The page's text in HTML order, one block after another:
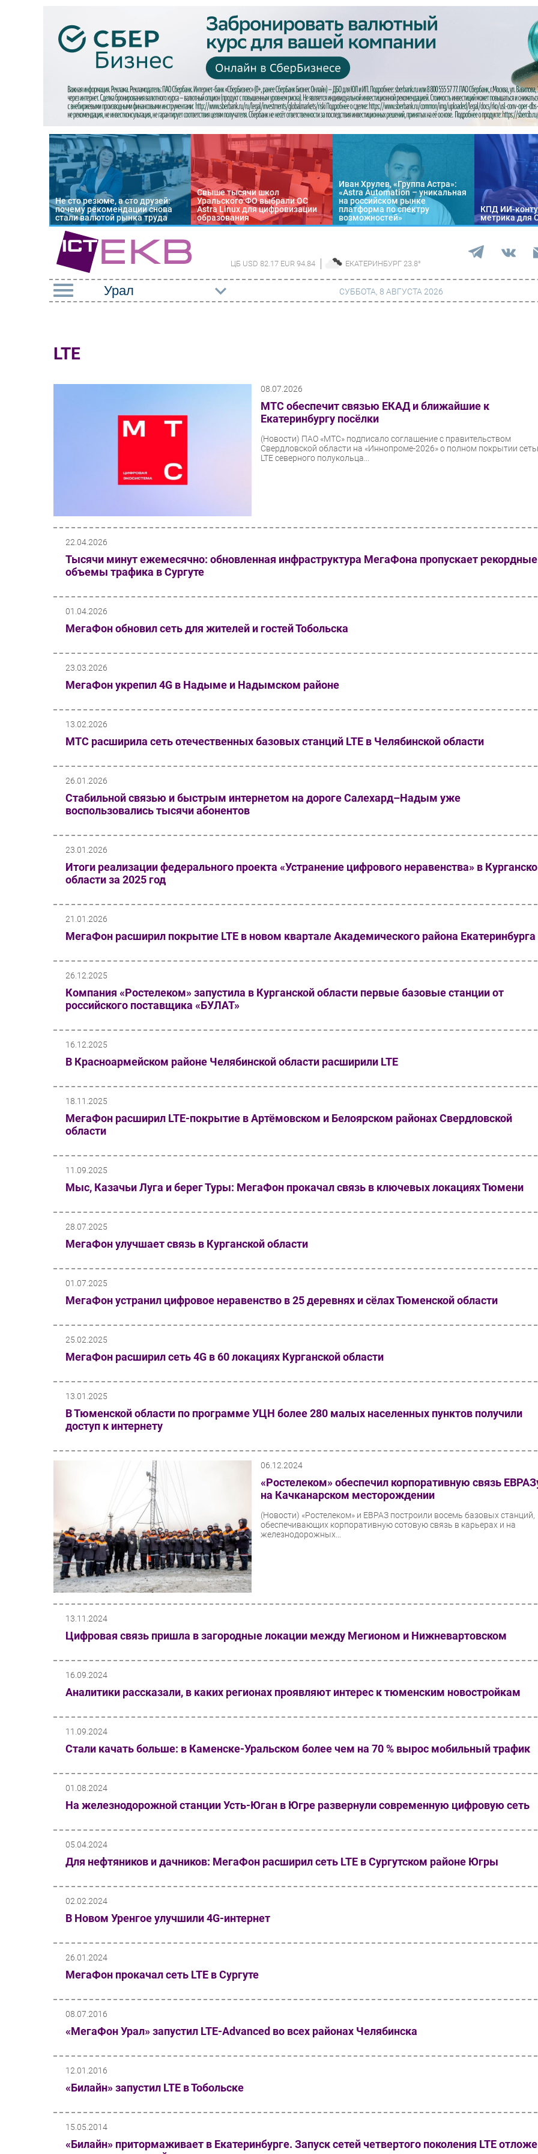
Не сто резюме, а сто друзей:
почему рекомендации снова
стали валютой рынка труда
Свыше тысячи школ
Уральского ФО выбрали ОС
Astra Linux для цифровизации
образования
Иван Хрулев, «Группа Астра»:
«Astra Automation – уникальная
на российском рынке
платформа по спектру
возможностей»
КПД ИИ-
метрика для
ЦБ USD 82.17 EUR 94.84 ЕКАТЕРИНБУРГ 23.8°
Импорто­замещение
Промышленности
Мобильная связь
Рынок ПК
Оборудование
Outsourcing
Инновации
Гаджеты
СУББОТА, 8 АВГУСТА 2026
LTE
08.07.2026
МТС обеспечит связью ЕКАД и ближайшие к
Екатеринбургу посёлки
(Новости) ПАО «МТС» подписало соглашение с правительством
Свердловской области на «Иннопроме-2026» о полном покрытии
LTE северного полукольца...
22.04.2026
Тысячи минут ежемесячно: обновленная инфраструктура МегаФона пропускает рекордные
объемы трафика в Сургуте
01.04.2026
МегаФон обновил сеть для жителей и гостей Тобольска
23.03.2026
МегаФон укрепил 4G в Надыме и Надымском районе
13.02.2026
МТС расширила сеть отечественных базовых станций LTE в Челябинской области
26.01.2026
Стабильной связью и быстрым интернетом на дороге Салехард–Надым уже
воспользовались тысячи абонентов
23.01.2026
Итоги реализации федерального проекта «Устранение цифрового неравенства» в
области за 2025 год
21.01.2026
МегаФон расширил покрытие LTE в новом квартале Академического района Екатеринбурга
26.12.2025
Компания «Ростелеком» запустила в Курганской области первые базовые станции от
российского поставщика «БУЛАТ»
16.12.2025
В Красноармейском районе Челябинской области расширили LTE
18.11.2025
МегаФон расширил LTE-покрытие в Артёмовском и Белоярском районах Свердловской
области
11.09.2025
Мыс, Казачьи Луга и берег Туры: МегаФон прокачал связь в ключевых локациях Тюмени
28.07.2025
МегаФон улучшает связь в Курганской области
01.07.2025
МегаФон устранил цифровое неравенство в 25 деревнях и сёлах Тюменской области
25.02.2025
МегаФон расширил сеть 4G в 60 локациях Курганской области
13.01.2025
В Тюменской области по программе УЦН более 280 малых населенных пунктов получили
доступ к интернету
06.12.2024
«Ростелеком» обеспечил корпоративную связь
на Качканарском месторождении
(Новости) «Ростелеком» и ЕВРАЗ построили восемь базовых станций,
обеспечивающих корпоративную сотовую связь в карьерах и на
железнодорожных...
13.11.2024
Цифровая связь пришла в загородные локации между Мегионом и Нижневартовском
16.09.2024
Аналитики рассказали, в каких регионах проявляют интерес к тюменским новостройкам
11.09.2024
Стали качать больше: в Каменске-Уральском более чем на 70 % вырос мобильный трафик
01.08.2024
На железнодорожной станции Усть-Юган в Югре развернули современную цифровую сеть
05.04.2024
Для нефтяников и дачников: МегаФон расширил сеть LTE в Сургутском районе Югры
02.02.2024
В Новом Уренгое улучшили 4G-интернет
26.01.2024
МегаФон прокачал сеть LTЕ в Сургуте
08.07.2016
«МегаФон Урал» запустил LTE-Advanced во всех районах Челябинска
12.01.2016
«Билайн» запустил LTE в Тобольске
15.05.2014
«Билайн» притормаживает в Екатеринбурге. Запуск сетей четвертого поколения LTE